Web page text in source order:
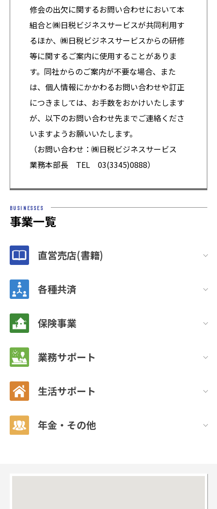
修会の出欠に関するお問い合わせにおいて本
組合と㈱日税ビジネスサービスが共同利用す
るほか、㈱日税ビジネスサービスからの研修
等に関するご案内に使用することがありま
す。同社からのご案内が不要な場合、また
は、個人情報にかかわるお問い合わせや訂正
につきましては、お手数をおかけいたします
が、以下のお問い合わせ先までご連絡くださ
いますようお願いいたします。
（お問い合わせ：㈱日税ビジネスサービス
業務本部長 TEL 03(3345)0888）
BUSINESSES
事業一覧
直営売店(書籍)
各種共済
保険事業
業務サポート
生活サポート
年金・その他